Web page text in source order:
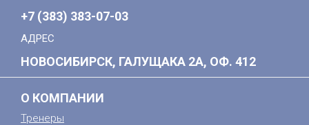
+7 (383) 383-07-03
АДРЕС
НОВОСИБИРСК, ГАЛУЩАКА 2А, ОФ. 412
О КОМПАНИИ
Тренеры